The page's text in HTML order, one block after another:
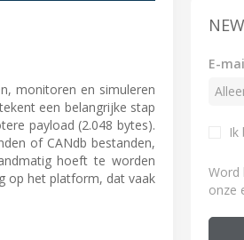
monitoren en simuleren
een belangrijke stap
payload (2.048 bytes).
of CANdb bestanden,
hoeft te worden
op het platform, dat vaak
E-
Ik
Word
onze